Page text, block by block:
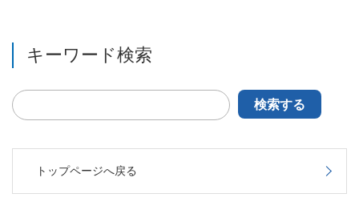
キーワード検索
検索する
トップページへ戻る